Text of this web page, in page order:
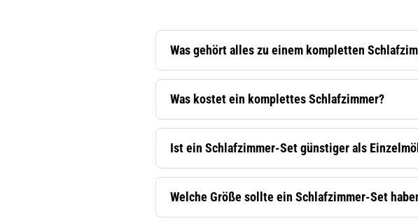
Was gehört alles zu einem kompletten
Was kostet ein komplettes Schlafzimmer?
Ist ein Schlafzimmer-Set günstiger als
Welche Größe sollte ein Schlafzimmer-Set